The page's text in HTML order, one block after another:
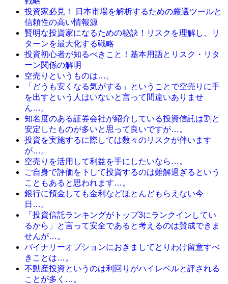
投資家必見！ 日本市場を解析するための厳選ツールと
信頼性の高い情報源
賢明な投資家になるための秘訣！リスクを理解し、リ
ターンを最大化する戦略
投資初心者が知るべきこと！基本用語とリスク・リタ
ーン関係の解明
空売りというものは…。
「どうも安くなる気がする」ということで空売りに手
を出すという人はいないと言って間違いありませ
ん…。
知名度のある証券会社が紹介している投資信託は割と
安定したものが多いと思って良いですが…。
投資を実施するに際しては数々のリスクが伴います
が…。
空売りを活用して利益を手にしたいなら…。
ご自身で評価を下して投資するのは難解過ぎるという
こともあると思われます…。
銀行に預金しても金利などほとんどもらえない今
日…。
「投資信託ランキングがトップ3にランクインしてい
るから」と言って安全であると考えるのは賛成できま
せんが…。
バイナリーオプションにおきましてとりわけ留意すべ
きことは…。
不動産投資というのは利回りがハイレベルと評される
ことが多く…。